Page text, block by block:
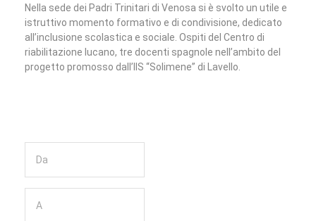
Nella sede dei Padri Trinitari di Venosa si è svolto un utile e
istruttivo momento formativo e di condivisione, dedicato
all’inclusione scolastica e sociale. Ospiti del Centro di
riabilitazione lucano, tre docenti spagnole nell’ambito del
progetto promosso dall’IIS “Solimene” di Lavello.